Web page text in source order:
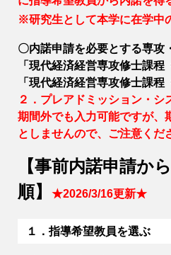
※研究生として本学に在学中
〇内諾申請を必要とする専攻
「現代経済経営専攻修士課程
「現代経済経営専攻修士課程
２．プレアドミッション・シ
期間外でも入力可能ですが、
としませんので、ご注意くだ
【事前内諾申請か
順】
★2026/3/16更新★
１．指導希望教員を選ぶ